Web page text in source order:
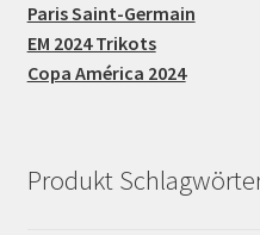
Paris Saint-Germain
EM 2024 Trikots
Copa América 2024
Produkt